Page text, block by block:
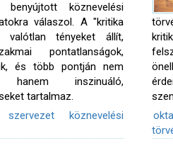
benyújtott köznevelési
válaszol. A "kritika
valótlan tényeket állít,
pontatlanságok,
és több pontján nem
hanem inszinuáló,
tartalmaz.
szervezet
köznevelési